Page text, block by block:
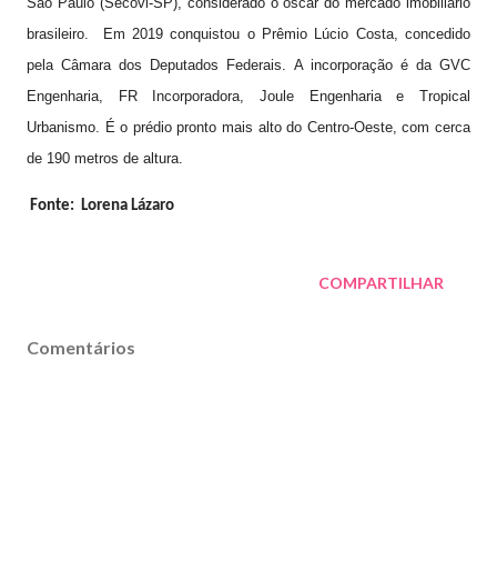
brasileiro. Em 2019 conquistou o Prêmio Lúcio Costa, concedido
pela Câmara dos Deputados Federais. A incorporação é da GVC
Engenharia, FR Incorporadora, Joule Engenharia e Tropical
Urbanismo. É o prédio pronto mais alto do Centro-Oeste, com cerca
de 190 metros de altura.
Fonte: Lorena Lázaro
COMPARTILHAR
Comentários